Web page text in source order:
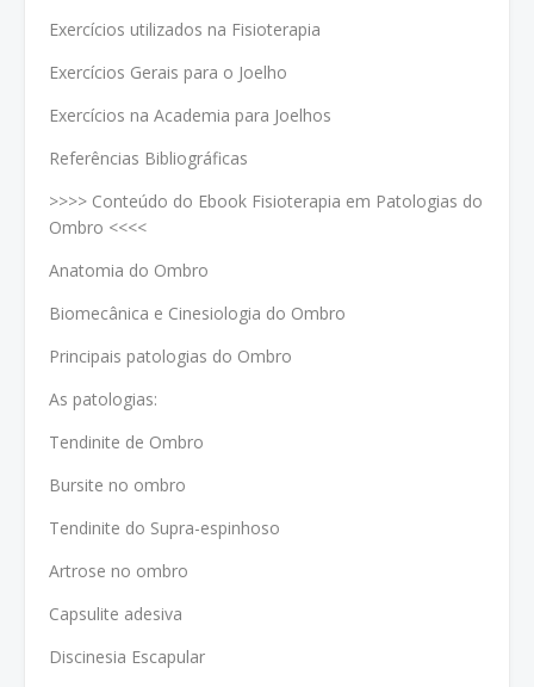
Exercícios utilizados na Fisioterapia
Exercícios Gerais para o Joelho
Exercícios na Academia para Joelhos
Referências Bibliográficas
>>>> Conteúdo do Ebook Fisioterapia em Patologias do
Ombro <<<<
Anatomia do Ombro
Biomecânica e Cinesiologia do Ombro
Principais patologias do Ombro
As patologias:
Tendinite de Ombro
Bursite no ombro
Tendinite do Supra-espinhoso
Artrose no ombro
Capsulite adesiva
Discinesia Escapular